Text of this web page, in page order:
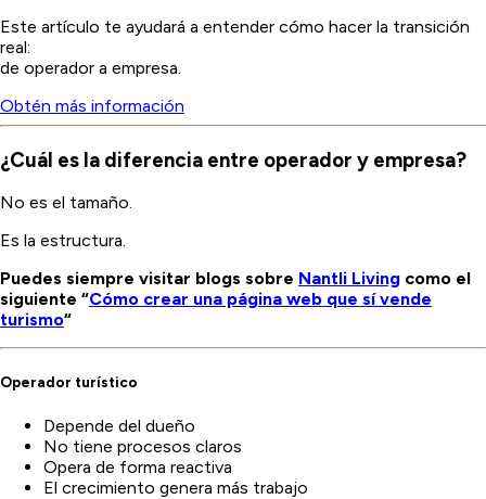
Este artículo te ayudará a entender cómo hacer la transición
real:
de operador a empresa.
Obtén más información
¿Cuál es la diferencia entre operador y empresa?
No es el tamaño.
Es la estructura.
Puedes siempre visitar blogs sobre Nantli Living como el
siguiente “Cómo crear una página web que sí vende
turismo“
Operador turístico
Depende del dueño
No tiene procesos claros
Opera de forma reactiva
El crecimiento genera más trabajo